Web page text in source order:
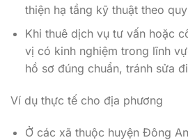
thiện hạ tầng kỹ thuật theo
Khi thuê dịch vụ tư vấn hoặc
vị có kinh nghiệm trong lĩnh
hồ sơ đúng chuẩn, tránh sửa
Ví dụ thực tế cho địa phương
Ở các xã thuộc huyện Đông